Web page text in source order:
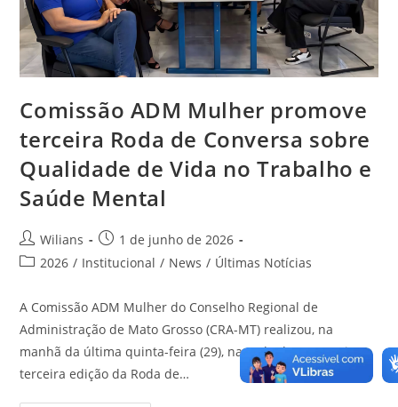
Comissão ADM Mulher promove
terceira Roda de Conversa sobre
Qualidade de Vida no Trabalho e
Saúde Mental
Autor
do
Wilians
Post
publicado:
1 de junho de 2026
Categoria
2026 / Institucional / News / Últimas Notícias
A Comissão ADM Mulher do Conselho Regional de
Administração de Mato Grosso (CRA-MT) realizou, na
manhã da última quinta-feira (29), na sede da autarquia, a
terceira edição da Roda de…